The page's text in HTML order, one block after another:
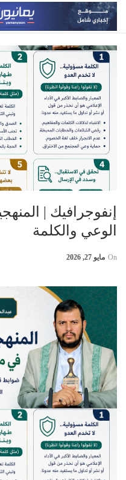
إنفوجرافيك |
الوعي والكلمة
On مايو 27, 2026